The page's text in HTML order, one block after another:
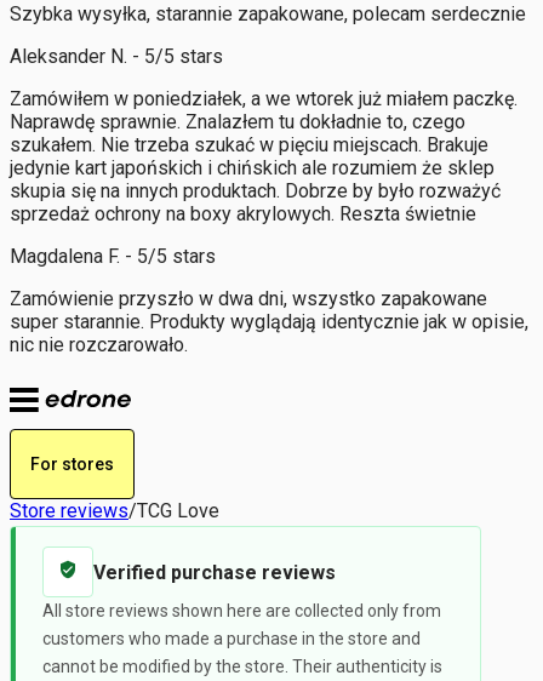
Szybka wysyłka, starannie zapakowane, polecam serdecznie
Aleksander N. - 5/5 stars
Zamówiłem w poniedziałek, a we wtorek już miałem paczkę.
Naprawdę sprawnie. Znalazłem tu dokładnie to, czego
szukałem. Nie trzeba szukać w pięciu miejscach. Brakuje
jedynie kart japońskich i chińskich ale rozumiem że sklep
skupia się na innych produktach. Dobrze by było rozważyć
sprzedaż ochrony na boxy akrylowych. Reszta świetnie
Magdalena F. - 5/5 stars
Zamówienie przyszło w dwa dni, wszystko zapakowane
super starannie. Produkty wyglądają identycznie jak w opisie,
nic nie rozczarowało.
For stores
Store reviews/TCG Love
Verified purchase reviews
All store reviews shown here are collected only from
customers who made a purchase in the store and
cannot be modified by the store. Their authenticity is